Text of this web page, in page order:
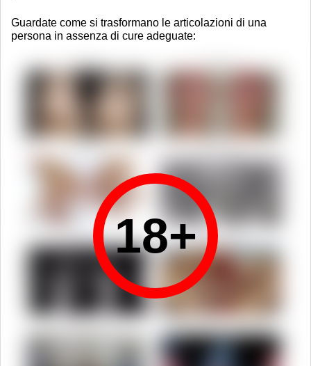
Guardate come si trasformano le articolazioni di una
persona in assenza di cure adeguate: